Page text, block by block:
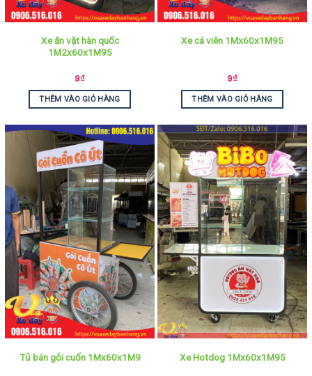
Xe ăn vặt hàn quốc
1M2x60x1M95
9₫
THÊM VÀO GIỎ HÀNG
Xe cá viên 1Mx60x1M95
9₫
THÊM VÀO GIỎ HÀNG
Tủ bán gỏi cuốn 1Mx60x1M9 Xe Hotdog 1Mx60x1M95